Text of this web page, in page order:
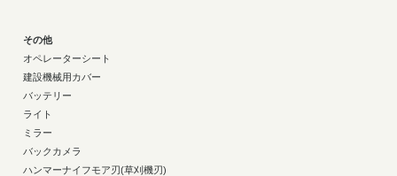
その他
オペレーターシート
建設機械用カバー
バッテリー
ライト
ミラー
バックカメラ
ハンマーナイフモア刃(草刈機刃)